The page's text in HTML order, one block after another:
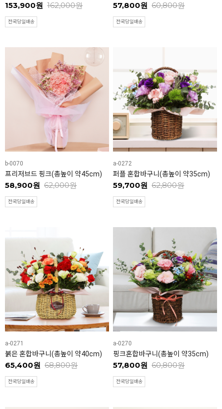
153,900원 162,000원
전국당일배송
57,800원 60,800원
전국당일배송
b-0070
프리저브드 핑크(총높이 약45cm)
58,900원 62,000원
전국당일배송
a-0272
퍼플 혼합바구니(총높이 약35cm)
59,700원 62,800원
전국당일배송
a-0271
붉은 혼합바구니(총높이 약40cm)
65,400원 68,800원
전국당일배송
a-0270
핑크혼합바구니(총높이 약35cm)
57,800원 60,800원
전국당일배송